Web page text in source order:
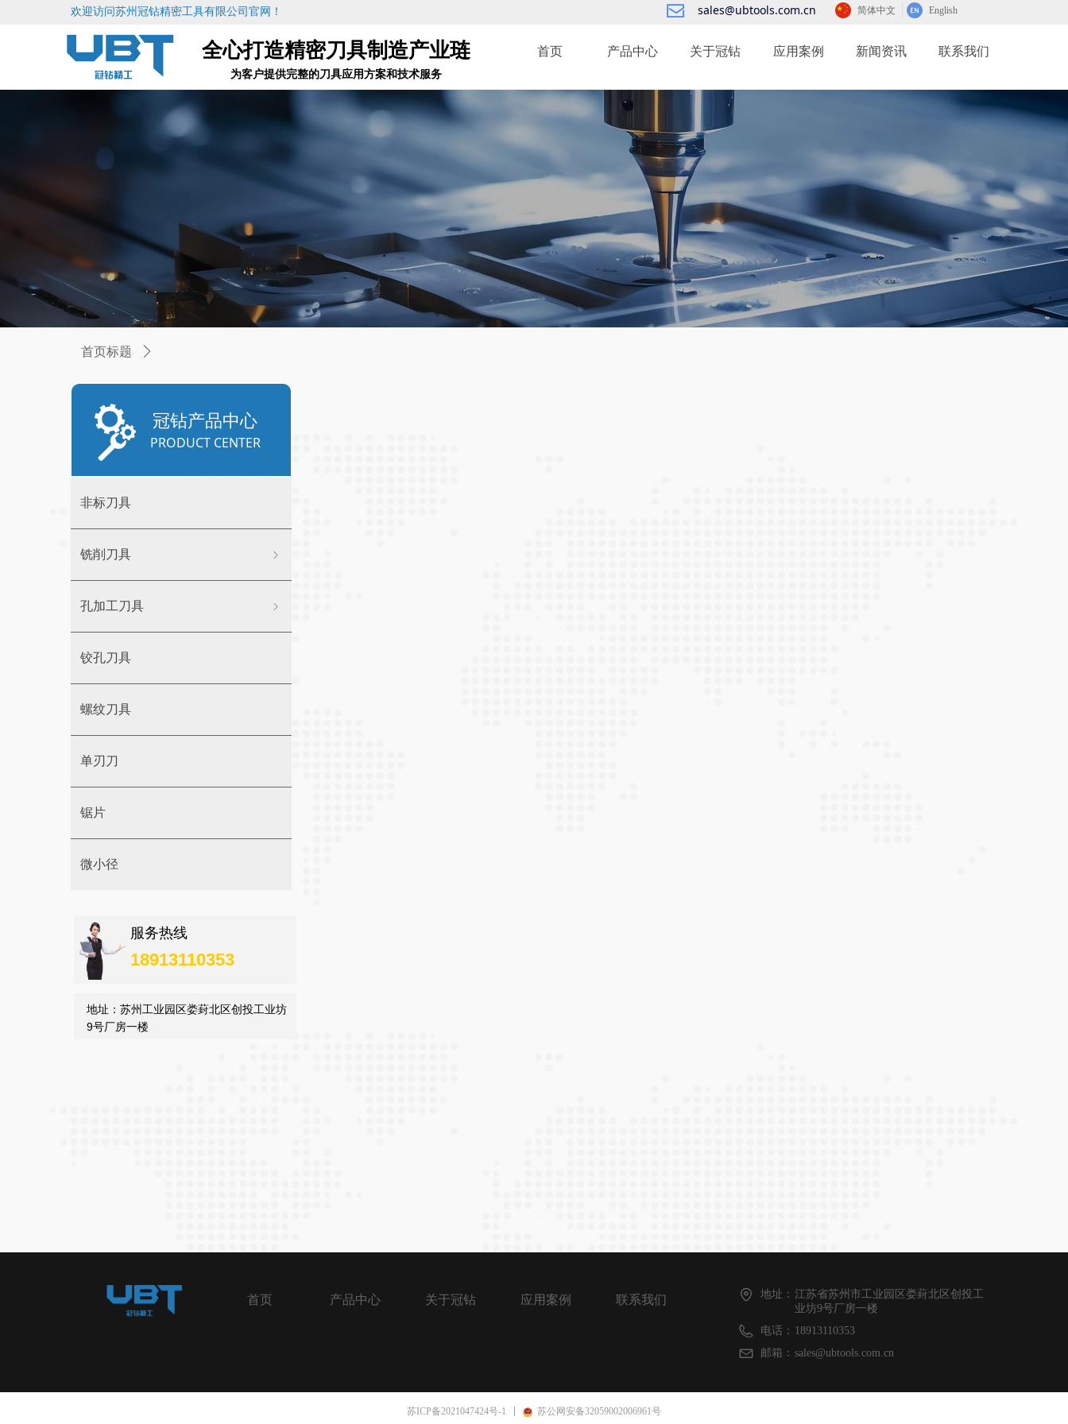
欢迎访问苏州冠钻精密工具有限公司官网！ 简体中文 English
ꂘ sales@ubtools.com.cn
全心打造精密刀具制造产业琏
为客户提供完整的刀具应用方案和技术服务
首页 产品中心 关于冠钻 应用案例 新闻资讯 联系我们
服务热线
18913110353
地址：苏州工业园区娄葑北区创投工业坊
9号厂房一楼
首页标题 ꄲ
非标刀具
ꁇ
铣削刀具
ꁇ
孔加工刀具
铰孔刀具
螺纹刀具
单刃刀
锯片
微小径
冠钻产品中心
PRODUCT CENTER
地址： 江苏省苏州市工业园区娄葑北区创投工
业坊9号厂房一楼
电话： 18913110353
邮箱： sales@ubtools.com.cn
首页 产品中心 关于冠钻 应用案例 联系我们
苏ICP备2021047424号-1 苏公网安备32059002006961号